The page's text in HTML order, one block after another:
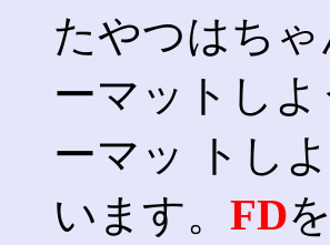
たやつはち
ーマットし
ーマッ トし
います。 FD